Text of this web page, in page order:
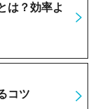
は？効率よ
コツ